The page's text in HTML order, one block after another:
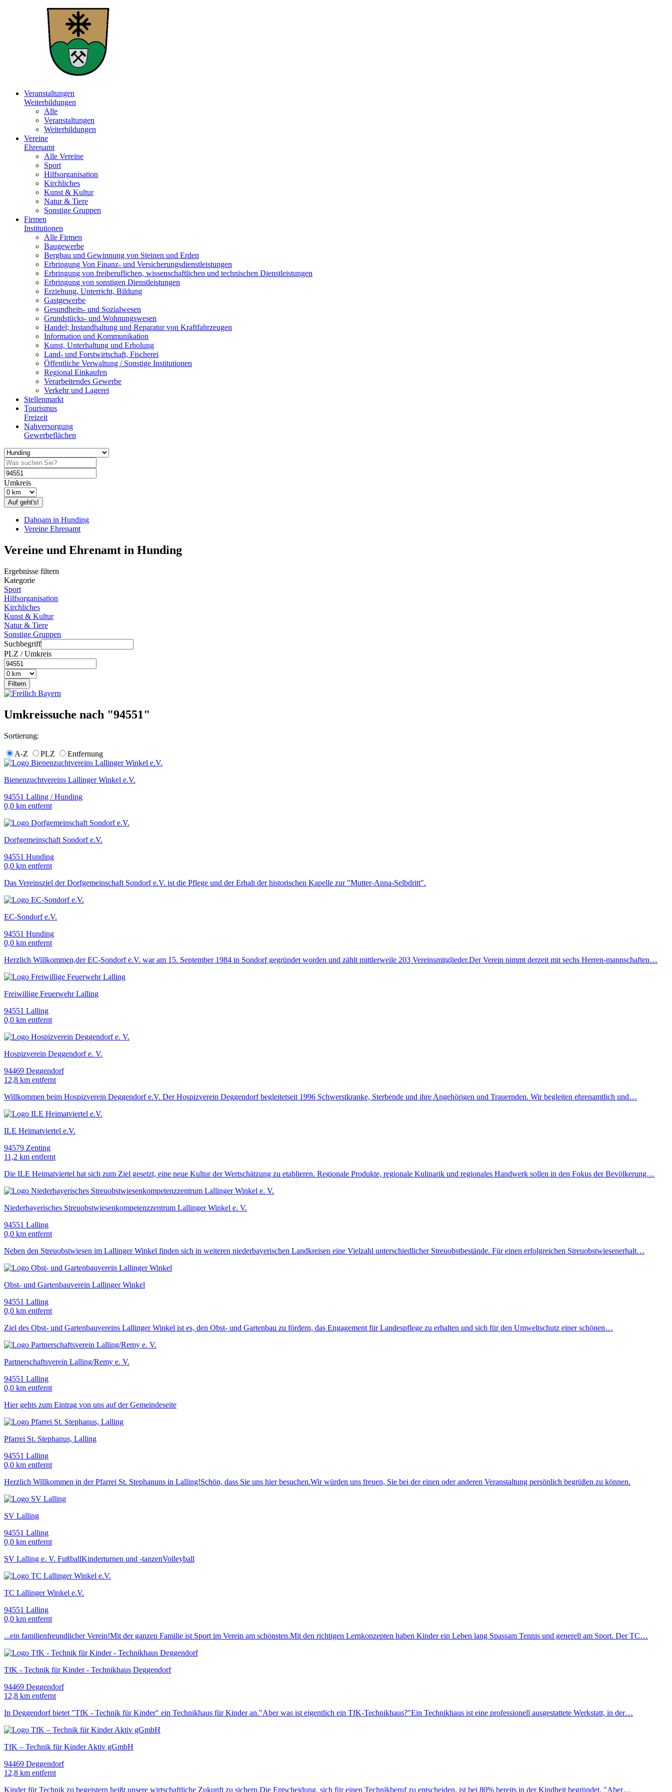
Veranstaltungen
Weiterbildungen
Alle
Veranstaltungen
Weiterbildungen
Vereine
Ehrenamt
Alle Vereine
Sport
Hilfsorganisation
Kirchliches
Kunst & Kultur
Natur & Tiere
Sonstige Gruppen
Firmen
Institutionen
Alle Firmen
Baugewerbe
Bergbau und Gewinnung von Steinen und Erden
Erbringung Von Finanz- und Versicherungsdienstleistungen
Erbringung von freiberuflichen, wissenschaftlichen und technischen Dienstleistungen
Erbringung von sonstigen Dienstleistungen
Erziehung, Unterricht, Bildung
Gastgewerbe
Gesundheits- und Sozialwesen
Grundstücks- und Wohnungswesen
Handel; Instandhaltung und Reparatur von Kraftfahrzeugen
Information und Kommunikation
Kunst, Unterhaltung und Erholung
Land- und Forstwirtschaft, Fischerei
Öffentliche Verwaltung / Sonstige Institutionen
Regional Einkaufen
Verarbeitendes Gewerbe
Verkehr und Lagerei
Stellenmarkt
Tourismus
Freizeit
Nahversorgung
Gewerbeflächen
Umkreis
Auf geht's!
Dahoam in Hunding
Vereine Ehrenamt
Vereine und Ehrenamt in Hunding
Ergebnisse filtern
Kategorie
Sport
Hilfsorganisation
Kirchliches
Kunst & Kultur
Natur & Tiere
Sonstige Gruppen
Suchbegriff
PLZ / Umkreis
Umkreissuche nach "94551"
Sortierung:
A-Z PLZ Entfernung
Bienenzuchtvereins Lallinger Winkel e.V.
94551 Lalling / Hunding
0,0 km entfernt
Dorfgemeinschaft Sondorf e.V.
94551 Hunding
0,0 km entfernt
Das Vereinsziel der Dorfgemeinschaft Sondorf e.V. ist die Pflege und der Erhalt der historischen Kapelle zur "Mutter-Anna-Selbdritt".
EC-Sondorf e.V.
94551 Hunding
0,0 km entfernt
Herzlich Willkommen,der EC-Sondorf e.V. war am 15. September 1984 in Sondorf gegründet worden und zählt mittlerweile 203 Vereinsmitglieder.Der Verein nimmt derzeit mit sechs Herren-mannschaften…
Freiwillige Feuerwehr Lalling
94551 Lalling
0,0 km entfernt
Hospizverein Deggendorf e. V.
94469 Deggendorf
12,8 km entfernt
Willkommen beim Hospizverein Deggendorf e.V. Der Hospizverein Deggendorf begleitetseit 1996 Schwerstkranke, Sterbende und ihre Angehörigen und Trauernden. Wir begleiten ehrenamtlich und…
ILE Heimatviertel e.V.
94579 Zenting
11,2 km entfernt
Die ILE Heimatviertel hat sich zum Ziel gesetzt, eine neue Kultur der Wertschätzung zu etablieren. Regionale Produkte, regionale Kulinarik und regionales Handwerk sollen in den Fokus der Bevölkerung…
Niederbayerisches Streuobstwiesenkompetenzzentrum Lallinger Winkel e. V.
94551 Lalling
0,0 km entfernt
Neben den Streuobstwiesen im Lallinger Winkel finden sich in weiteren niederbayerischen Landkreisen eine Vielzahl unterschiedlicher Streuobstbestände. Für einen erfolgreichen Streuobstwiesenerhalt…
Obst- und Gartenbauverein Lallinger Winkel
94551 Lalling
0,0 km entfernt
Ziel des Obst- und Gartenbauvereins Lallinger Winkel ist es, den Obst- und Gartenbau zu fördern, das Engagement für Landespflege zu erhalten und sich für den Umweltschutz einer schönen…
Partnerschaftsverein Lalling/Remy e. V.
94551 Lalling
0,0 km entfernt
Hier gehts zum Eintrag von uns auf der Gemeindeseite
Pfarrei St. Stephanus, Lalling
94551 Lalling
0,0 km entfernt
Herzlich Willkommen in der Pfarrei St. Stephanuns in Lalling!Schön, dass Sie uns hier besuchen.Wir würden uns freuen, Sie bei der einen oder anderen Veranstaltung persönlich begrüßen zu können.
SV Lalling
94551 Lalling
0,0 km entfernt
SV Lalling e. V. FußballKinderturnen und -tanzenVolleyball
TC Lallinger Winkel e.V.
94551 Lalling
0,0 km entfernt
...ein familienfreundlicher Verein!Mit der ganzen Familie ist Sport im Verein am schönsten.Mit den richtigen Lernkonzepten haben Kinder ein Leben lang Spassam Tennis und generell am Sport. Der TC…
TfK - Technik für Kinder - Technikhaus Deggendorf
94469 Deggendorf
12,8 km entfernt
In Deggendorf bietet "TfK - Technik für Kinder" ein Technikhaus für Kinder an."Aber was ist eigentlich ein TfK-Technikhaus?"Ein Technikhaus ist eine professionell ausgestattete Werkstatt, in der…
TfK – Technik für Kinder Aktiv gGmbH
94469 Deggendorf
12,8 km entfernt
Kinder für Technik zu begeistern heißt unsere wirtschaftliche Zukunft zu sichern.Die Entscheidung, sich für einen Technikberuf zu entscheiden, ist bei 80% bereits in der Kindheit begründet. "Aber…